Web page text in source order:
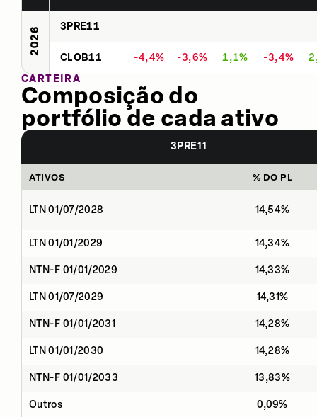
2026 3PRE11
CLOB11 -4,4% -3,6% 1,1% -3,4%
CARTEIRA
Composição do
portfólio de cada ativo
3PRE11
ATIVOS % DO PL
LTN 01/07/2028 14,54%
LTN 01/01/2029 14,34%
NTN-F 01/01/2029 14,33%
LTN 01/07/2029 14,31%
NTN-F 01/01/2031 14,28%
LTN 01/01/2030 14,28%
NTN-F 01/01/2033 13,83%
Outros 0,09%